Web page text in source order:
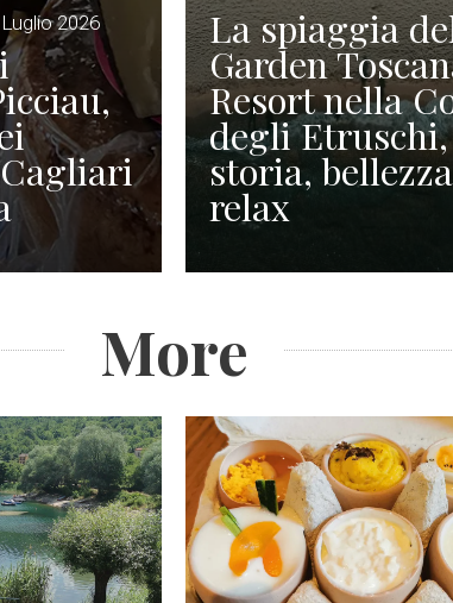
2026 La spiaggia
Garden
Resort nella
degli
storia,
relax
More